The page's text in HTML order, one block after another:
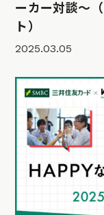
ーカー対談〜
ト）
2025.03.05